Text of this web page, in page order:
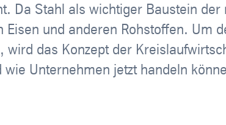
Da Stahl als wichtiger Baustein
und anderen Rohstoffen. Um
wird das Konzept der
Unternehmen jetzt handeln